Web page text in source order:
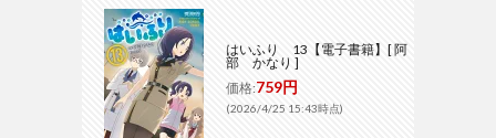
はいふり 13【電子書籍】[ 阿
部 かなり ]
価格:759円
(2026/4/25 15:43時点)